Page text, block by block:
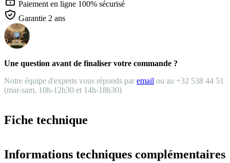
Paiement en ligne 100% sécurisé
Garantie 2 ans
Une question avant de finaliser votre commande ?
Notre équipe d'experts vous réponds par email ou au +32 538 44 51
(mar-sam, 10h-12h30 et 14h-18h30)
Fiche technique
Informations techniques complémentaires